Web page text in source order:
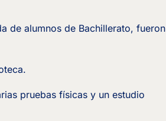
de alumnos de Bachillerato, fueron
pruebas físicas y un estudio